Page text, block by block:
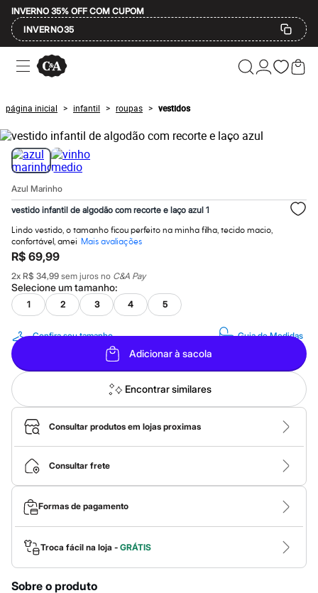
INVERNO 35% OFF COM CUPOM
INVERNO35
Ofertas
Compre por Departamento
Masculino
Infantil
Calçados
Mindse7
Plus Size
Até 20% off
Até 60% off
A partir de 60% off
Feminino
Em alta
Inverno
Alfaiataria
Novidades
Roupas
Blusas e Camisetas
Básicos
Calças
Casacos e Jaquetas
Jeans
Macacões
Saias
Shorts e Bermudas
Vestidos
Acessórios
Bolsas
Bonés e Chapéus
Bijoux
Cintos
Óculos
Relógios
Calçados
Botas
Chinelos
Rasteirinhas
Sandálias
Sapatilhas
Marcas
página inicial > infantil > roupas > vestidos
Azul Marinho
vestido infantil de algodão com recorte e laço azul 1
Lindo vestido, o tamanho ficou perfeito na minha filha, tecido macio,
confortável, amei Mais avaliações
R$ 69,99
2x R$ 34,99 sem juros no C&A Pay
Selecione umtamanho:
1 2 3 4 5
Confira seu tamanho Guia de Medidas
Adicionar à sacola
Encontrar similares
Consultar produtos em lojas proximas
Consultar frete
Formas de pagamento
Troca fácil na loja - GRÁTIS
Sobre o produto